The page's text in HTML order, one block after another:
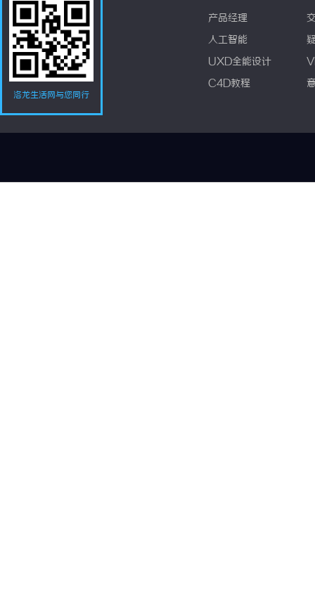
洛龙生活网与您同行
产品经理
人工智能
UXD全能设计
C4D教程